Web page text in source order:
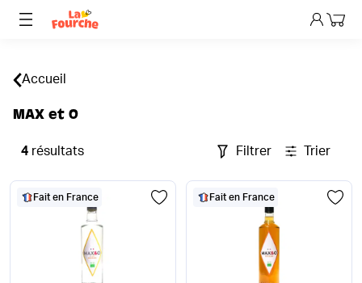
Mon
Accueil
MAX et O
4 résultats Filtrer Trier
Fait en France Fait en France